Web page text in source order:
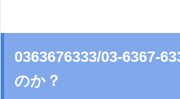
0363676333/03-6367-
のか？